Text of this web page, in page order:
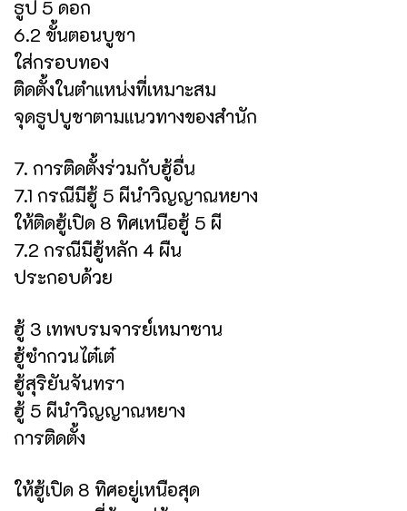
ธูป 5 ดอก
6.2 ขั้นตอนบูชา
ใส่กรอบทอง
ติดตั้งในตำแหน่งที่เหมาะสม
จุดธูปบูชาตามแนวทางของสำนัก
7. การติดตั้งร่วมกับฮู้อื่น
7.1 กรณีมีฮู้ 5 ผีนำวิญญาณหยาง
ให้ติดฮู้เปิด 8 ทิศเหนือฮู้ 5 ผี
7.2 กรณีมีฮู้หลัก 4 ผืน
ประกอบด้วย
ฮู้ 3 เทพบรมจารย์เหมาซาน
ฮู้ซำกวนไต๋เต๋
ฮู้สุริยันจันทรา
ฮู้ 5 ผีนำวิญญาณหยาง
การติดตั้ง
ให้ฮู้เปิด 8 ทิศอยู่เหนือสุด